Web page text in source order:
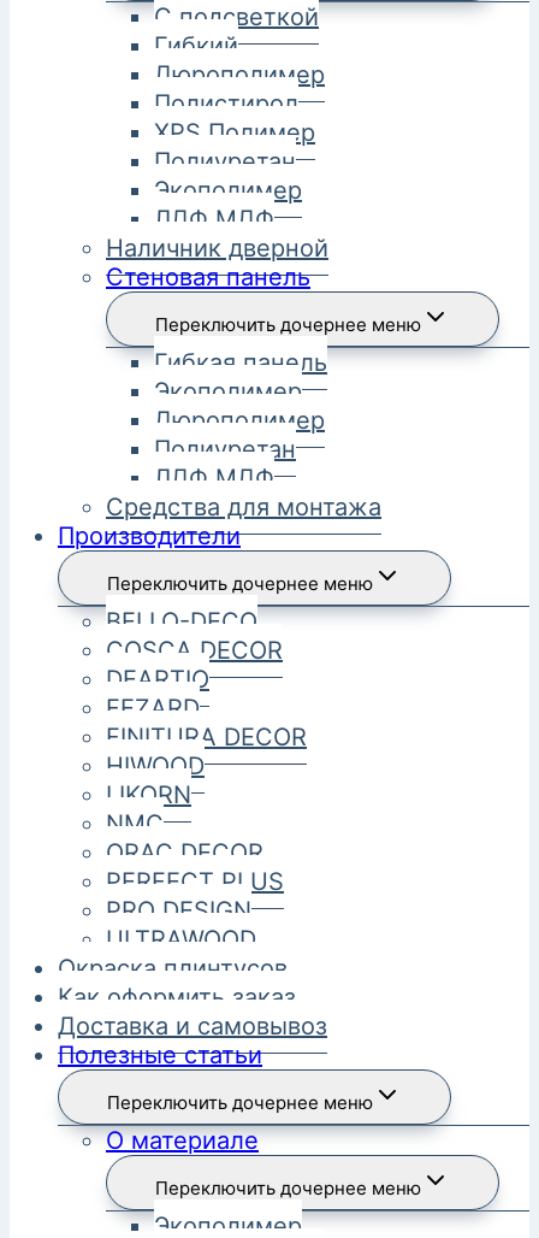
С подсветкой
Гибкий
Дюрополимер
Полистирол
XPS Полимер
Полиуретан
Экополимер
ЛДФ МДФ
Наличник дверной
Стеновая панель
Переключить дочернее меню
Гибкая панель
Экополимер
Дюрополимер
Полиуретан
ЛДФ МДФ
Средства для монтажа
Производители
Переключить дочернее меню
BELLO-DECO
COSCA DECOR
DEARTIO
FEZARD
FINITURA DECOR
HIWOOD
LIKORN
NMC
ORAC DECOR
PERFECT PLUS
PRO DESIGN
ULTRAWOOD
Окраска плинтусов
Как оформить заказ
Доставка и самовывоз
Полезные статьи
Переключить дочернее меню
О материале
Переключить дочернее меню
Экополимер